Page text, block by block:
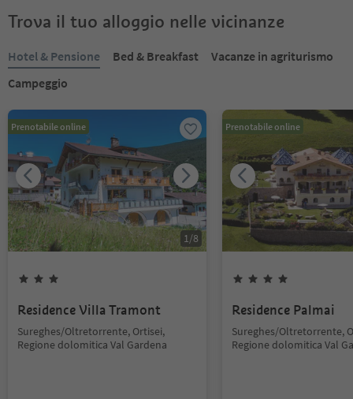
Trova il tuo alloggio nelle vicinanze
Hotel & Pensione Bed & Breakfast
Vacanze in agriturismo
Campeggio
Prenotabile online
1/8
Residence Villa Tramont
Sureghes/Oltretorrente, Ortisei,
Regione dolomitica Val Gardena
Prenotabile online
Residence Palmai
Sureghes/Oltretorrente,
Regione dolomitica Val